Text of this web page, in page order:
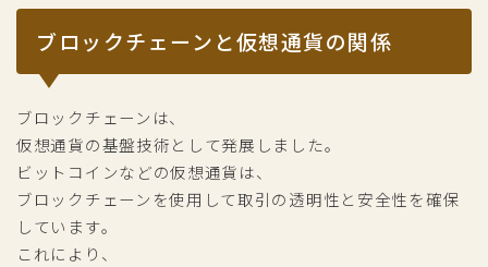
ブロックチェーンと仮想通貨の関係
ブロックチェーンは、
仮想通貨の基盤技術として発展しました。
ビットコインなどの仮想通貨は、
ブロックチェーンを使用して取引の透明性と安全性を確保
しています。
これにより、